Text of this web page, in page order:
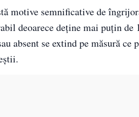
motive semnificative de
deoarece deține mai puțin
absent se extind pe măsură